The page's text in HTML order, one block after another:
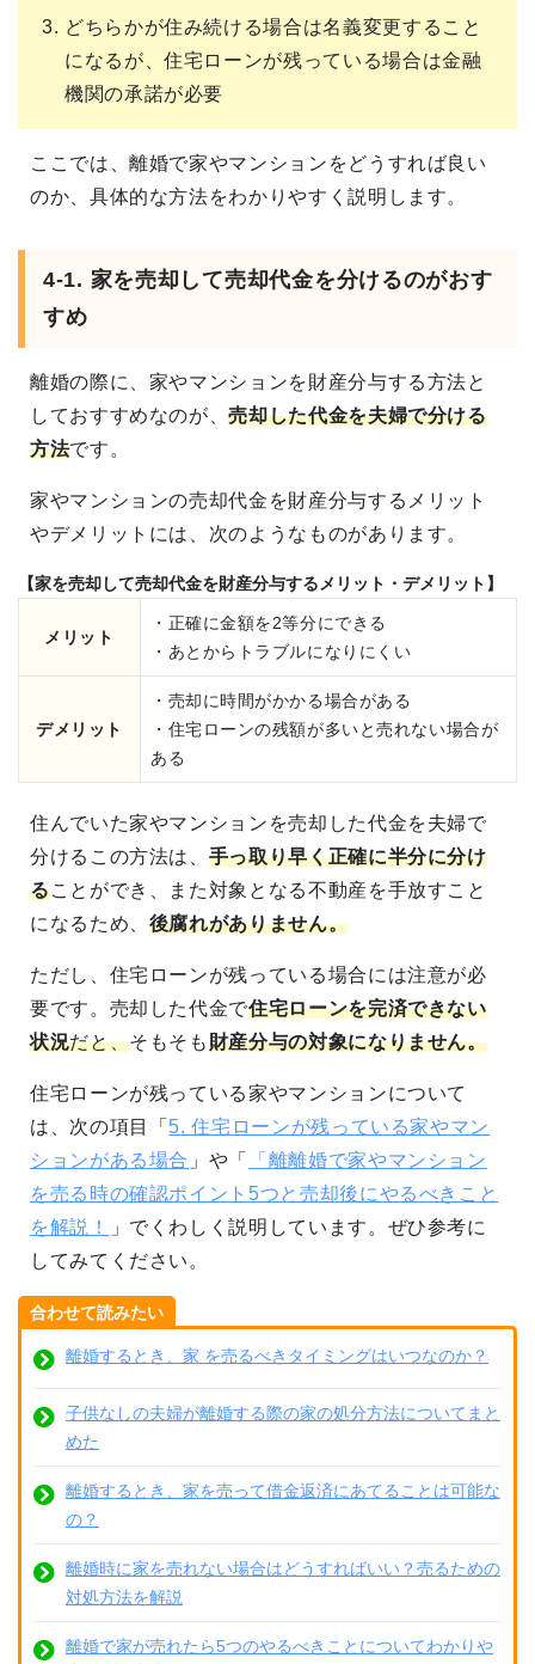
どちらかが住み続ける場合は名義変更すること
になるが、住宅ローンが残っている場合は金融
機関の承諾が必要
ここでは、離婚で家やマンションをどうすれば良い
のか、具体的な方法をわかりやすく説明します。
4-1. 家を売却して売却代金を分けるのがおす
すめ
離婚の際に、家やマンションを財産分与する方法と
しておすすめなのが、売却した代金を夫婦で分ける
方法です。
家やマンションの売却代金を財産分与するメリット
やデメリットには、次のようなものがあります。
【家を売却して売却代金を財産分与するメリット・デメリット】
メリット
・正確に金額を2等分にできる
・あとからトラブルになりにくい
デメリット
・売却に時間がかかる場合がある
・住宅ローンの残額が多いと売れない場合が
ある
住んでいた家やマンションを売却した代金を夫婦で
分けるこの方法は、 手っ取り早く正確に半分に分け
ることができ、また対象となる不動産を手放すこと
になるため、 後腐れがありません。
ただし、住宅ローンが残っている場合には注意が必
要です。売却した代金で住宅ローンを完済できない
状況だと、そもそも財産分与の対象になりません。
住宅ローンが残っている家やマンションについて
は、次の項目「 5. 住宅ローンが残っている家やマン
ションがある場合 」や「
「離離婚で家やマンション
を売る時の確認ポイント5つと売却後にやるべきこと
を解説！
」でくわしく説明しています。ぜひ参考に
してみてください。
合わせて読みたい
離婚するとき、家 を売るべきタイミングはいつなのか？
子供なしの夫婦が離婚する際の家の処分方法についてまと
めた
離婚するとき、家を売って借金返済にあてることは可能な
の？
離婚時に家を売れない場合はどうすればいい？売るための
対処方法を解説
離婚で家が売れたら5つのやるべきことについてわかりや